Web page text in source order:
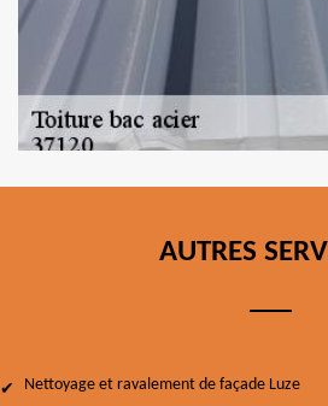
AUTRES
Nettoyage et ravalement de façade Luze